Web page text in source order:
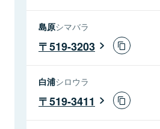
島原シマバラ
519-3203
白浦シロウラ
519-3411